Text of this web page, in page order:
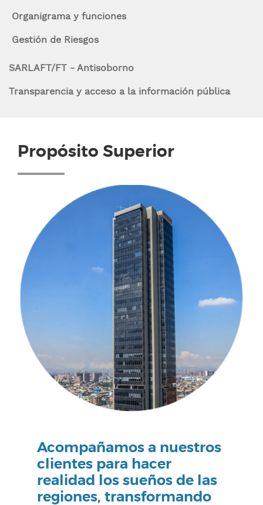
a
la
navegación
Navegación
contexto
Organigrama y funciones
Gestión de Riesgos
SARLAFT/FT - Antisoborno
Transparencia y acceso a la información pública
Propósito Superior
Acompañamos a nuestros
clientes para hacer
realidad los sueños de las
regiones, transformando